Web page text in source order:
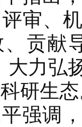
审、
贡献
大力弘
研生
调，